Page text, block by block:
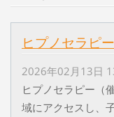
ヒプノセラピー
2026年02月13日
ヒプノセラピー（
域にアクセスし、